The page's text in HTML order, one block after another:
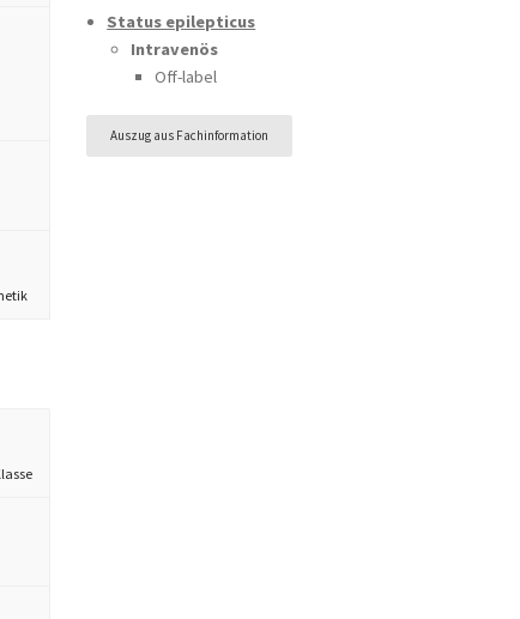
Status epilepticus
Intravenös
Off-label
Auszug aus Fachinformation